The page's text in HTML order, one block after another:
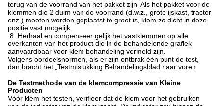
terug van de voorrand van het pakket zijn. Als het pakket voor de
klemmen die 2 duim van de voorrand (d.w.z., grote ijskast, tractor
enz.) moeten worden geplaatst te groot is, klem zo dicht in deze
positie vast mogelijk.
8. Herhaal en compenseer gelijk het vastklemmen op alle
overkanten van het product die in de behandelende grafiek
aanvaardbaar voor klem behandeling vermeld zijn.
Volgens oordeelsnormen, als er zijn ontbrak één punt de test,
dan bracht het „Testmislukking Behandelingsblad naar voren
De Testmethode van de klemcompressie van Kleine
Producten
Vóór klem het testen, verifieer dat de klem voor het gebruiken